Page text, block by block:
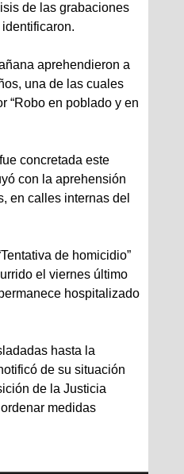
de las grabaciones
aprehendieron a
una de las cuales
“Robo en poblado y en
concretada este
con la aprehensión
en calles internas del
de homicidio”
el viernes último
hospitalizado
hasta la
de su situación
de la Justicia
medidas